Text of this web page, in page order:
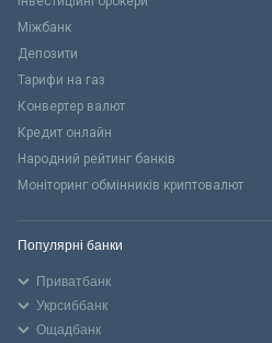
Міжбанк
Депозити
Тарифи на газ
Конвертер валют
Кредит онлайн
Народний рейтинг банків
Моніторинг обмінників криптовалют
Популярні банки
Приватбанк
Укрсиббанк
Ощадбанк